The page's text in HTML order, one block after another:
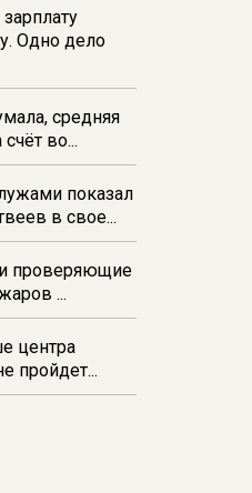
две
осудили за
Одно дело
средняя
счёт во...
показал
в свое...
проверяющие
...
центра
пройдет...